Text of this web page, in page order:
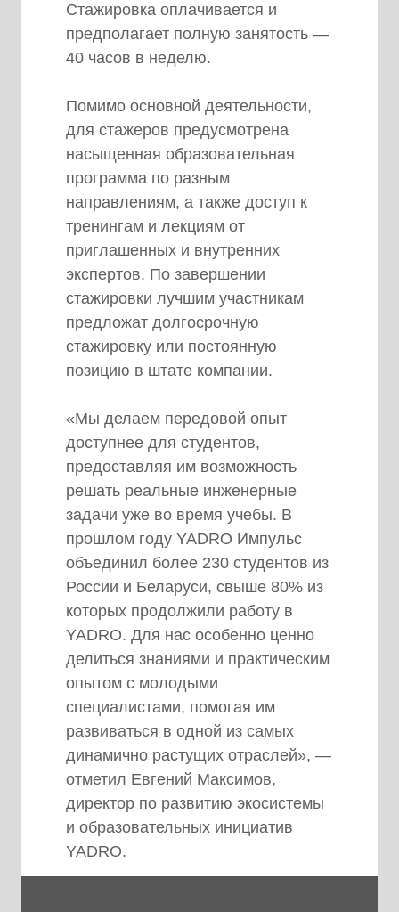
Стажировка оплачивается и
предполагает полную занятость —
40 часов в неделю.
Помимо основной деятельности,
для стажеров предусмотрена
насыщенная образовательная
программа по разным
направлениям, а также доступ к
тренингам и лекциям от
приглашенных и внутренних
экспертов. По завершении
стажировки лучшим участникам
предложат долгосрочную
стажировку или постоянную
позицию в штате компании.
«Мы делаем передовой опыт
доступнее для студентов,
предоставляя им возможность
решать реальные инженерные
задачи уже во время учебы. В
прошлом году YADRO Импульс
объединил более 230 студентов из
России и Беларуси, свыше 80% из
которых продолжили работу в
YADRO. Для нас особенно ценно
делиться знаниями и практическим
опытом с молодыми
специалистами, помогая им
развиваться в одной из самых
динамично растущих отраслей», —
отметил Евгений Максимов,
директор по развитию экосистемы
и образовательных инициатив
YADRO.